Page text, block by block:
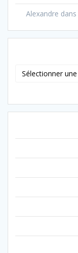
Alexandre dans